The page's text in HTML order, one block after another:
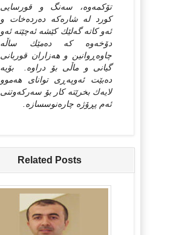
تۆکمه‌وه‌، سه‌نگ و قورسایی
کورد له‌ شاره‌که‌ ده‌رده‌خات و
ئه‌و کاته‌ گه‌لێك کێشه‌ ئه‌چێته‌ ئه‌و
دۆخه‌وه‌ که‌ ده‌مێك ساڵه‌
چاوه‌ڕوانین و هه‌زاران قوربانی
گیانی و ماڵی بۆ دراوه‌. بۆیه‌
ده‌بێت ئه‌وپه‌ڕی توانای هه‌موو
لایه‌ك بخرێته‌ کار بۆ سه‌رکه‌وتنی
ئه‌م پڕۆژه‌ چاره‌نوسسازه‌.
Related Posts